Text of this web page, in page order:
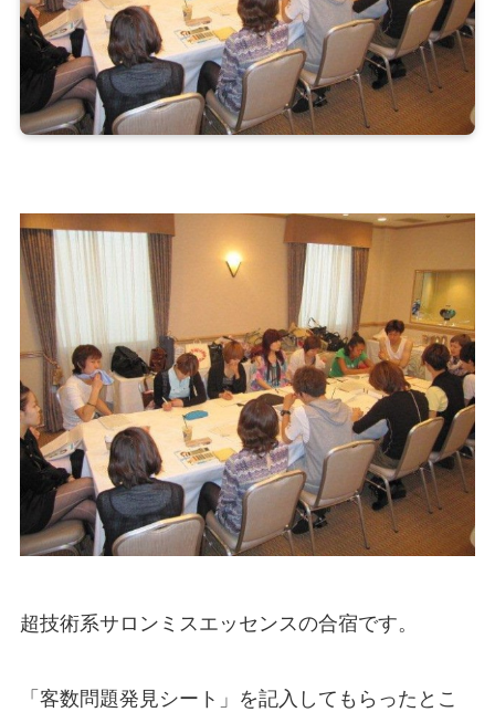
超技術系サロンミスエッセンスの合宿です。
「客数問題発見シート」を記入してもらったとこ